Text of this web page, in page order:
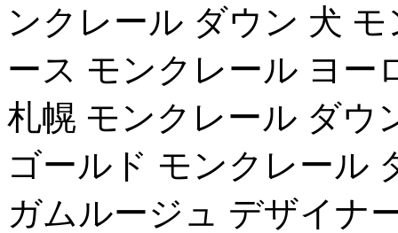
ンクレール ダウン 犬
ース モンクレール ヨー
札幌 モンクレール ダウ
ゴールド モンクレール
ガムルージュ デザイナ